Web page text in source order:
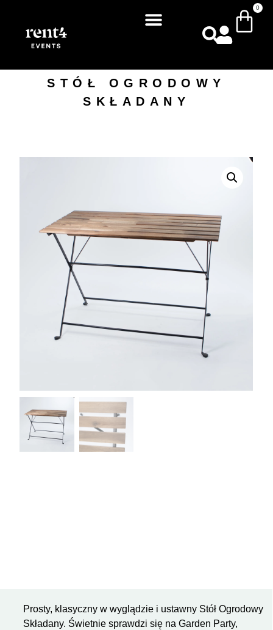
0
STÓŁ OGRODOWY
SKŁADANY
Prosty, klasyczny w wyglądzie i ustawny Stół Ogrodowy
Składany. Świetnie sprawdzi się na Garden Party,